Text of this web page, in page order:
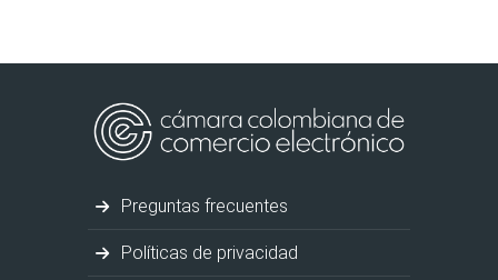
Preguntas frecuentes
Políticas de privacidad